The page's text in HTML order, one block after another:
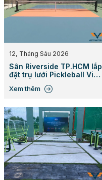
12, Tháng Sáu 2026
Sân Riverside TP.HCM lắp
đặt trụ lưới Pickleball Việt
Xem thêm